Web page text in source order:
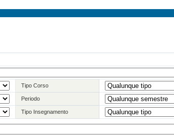
Tipo Corso
Periodo
Tipo Insegnamento